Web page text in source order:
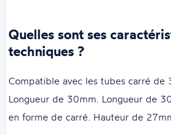
Quelles sont ses
techniques ?
Compatible avec les tubes carré de
Longueur de 30mm. Longueur de
en forme de carré. Hauteur de